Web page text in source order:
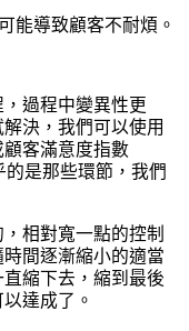
能導致顧客不耐煩。
過程中變異性更
決，我們可以使用
客滿意度指數
是那些環節，我們
相對寬一點的控制
時間逐漸縮小的適當
縮下去，縮到最後
達成了。